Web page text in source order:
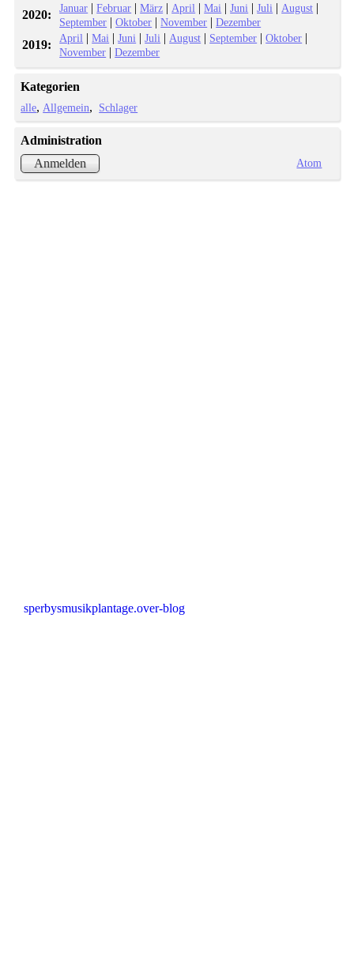
2020: Januar |Februar |März | April |Mai |Juni |Juli | August |
September |Oktober |November |Dezember
2019: April |Mai |Juni |Juli | August | September |Oktober |
November |Dezember
Kategorien
alle Allgemein Schlager
Administration
Anmelden
Atom
sperbysmusikplantage.over-blog